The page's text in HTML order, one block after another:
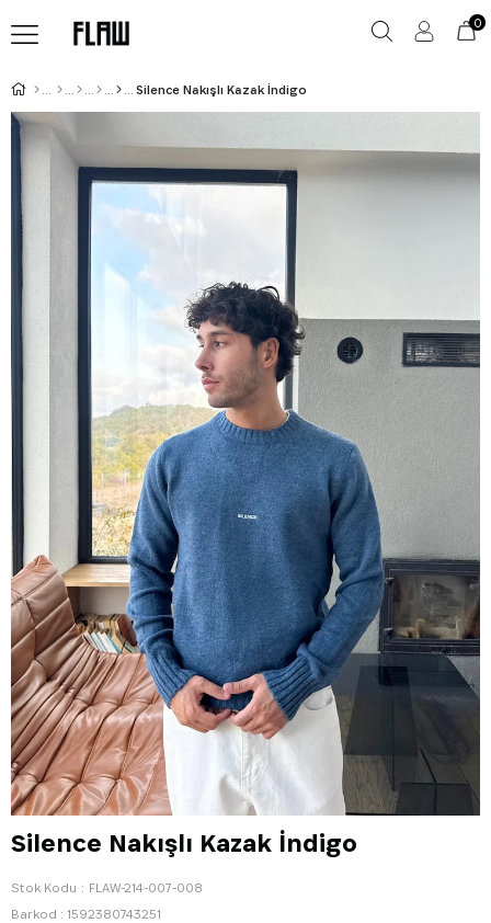
0
Silence Nakışlı Kazak İndigo
Silence Nakışlı Kazak İndigo
Stok Kodu
FLAW-214-007-008
Barkod : 1592380743251